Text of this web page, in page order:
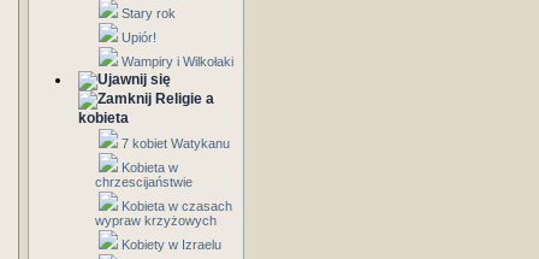
Stary rok
Upiór!
Wampiry i Wilkołaki
Religie a
kobieta
7 kobiet Watykanu
Kobieta w
chrzescijaństwie
Kobieta w czasach
wypraw krzyżowych
Kobiety w Izraelu